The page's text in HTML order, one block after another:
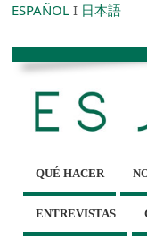
ESPAÑOL I 日本語
QUÉ HACER
ENTREVISTAS